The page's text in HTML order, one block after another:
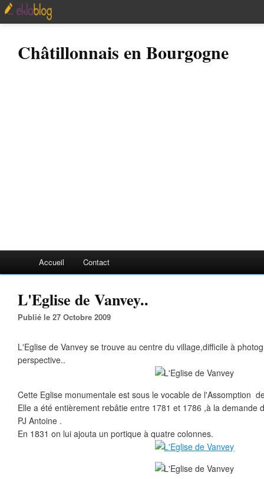
Châtillonnais en Bourgogne
Accueil Contact
L'Eglise de Vanvey..
Publié le 27 Octobre 2009
L'Eglise de Vanvey se trouve au centre du village,difficile à
perspective..
Cette Eglise monumentale est sous le vocable de l'Assomption
Elle a été entièrement rebâtie entre 1781 et 1786 ,à la demande
PJ Antoine .
En 1831 on lui ajouta un portique à quatre colonnes.